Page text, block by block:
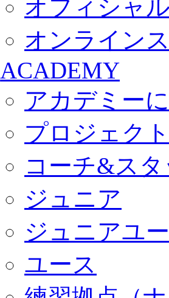
オフィシャ
オンライン
ACADEMY
アカデミー
プロジェク
コーチ&ス
ジュニア
ジュニアユ
ユース